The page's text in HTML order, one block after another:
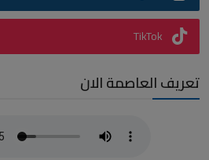
TikTok
تعريف العاصمة الان